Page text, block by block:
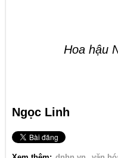
Hoa hậu
Ngọc Linh